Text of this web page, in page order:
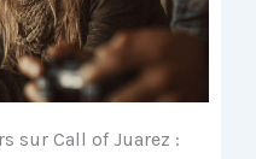
sur Call of Juarez :